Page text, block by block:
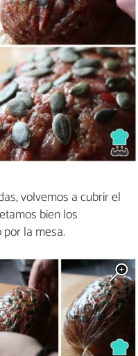
volvemos a cubrir el
bien los
la mesa.